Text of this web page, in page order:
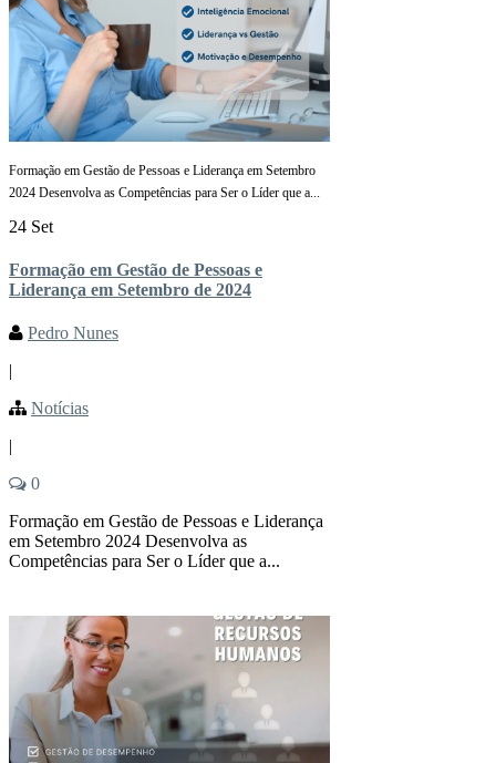
Formação em Gestão de Pessoas e Liderança em Setembro
2024 Desenvolva as Competências para Ser o Líder que a...
24 Set
Formação em Gestão de Pessoas e
Liderança em Setembro de 2024
Pedro Nunes
|
Notícias
|
0
Formação em Gestão de Pessoas e Liderança
em Setembro 2024 Desenvolva as
Competências para Ser o Líder que a...